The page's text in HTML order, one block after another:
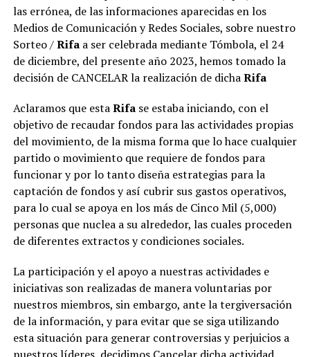
las errónea, de las informaciones aparecidas en los
Medios de Comunicación y Redes Sociales, sobre nuestro
Sorteo /Rifaa ser celebrada mediante Tómbola, el 24
de diciembre, del presente año 2023, hemos tomado la
decisión de CANCELAR la realización de dichaRifa
Aclaramos que estaRifase estaba iniciando, con el
objetivo de recaudar fondos para las actividades propias
del movimiento, de la misma forma que lo hace cualquier
partido o movimiento que requiere de fondos para
funcionar y por lo tanto diseña estrategias para la
captación de fondos y así cubrir sus gastos operativos,
para lo cual se apoya en los más de Cinco Mil (5,000)
personas que nuclea a su alrededor, las cuales proceden
de diferentes extractos y condiciones sociales.
La participación y el apoyo a nuestras actividades e
iniciativas son realizadas de manera voluntarias por
nuestros miembros, sin embargo, ante la tergiversación
de la información, y para evitar que se siga utilizando
esta situación para generar controversias y perjuicios a